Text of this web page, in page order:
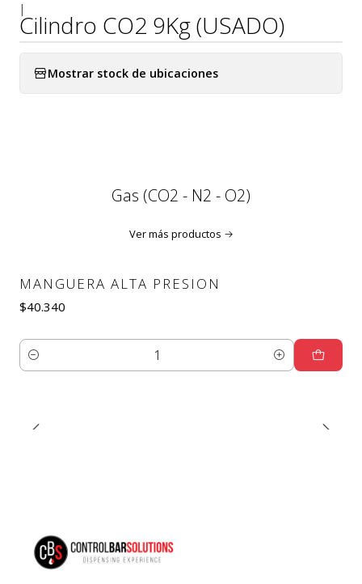
|
Cilindro CO2 9Kg (USADO)
Mostrar stock de ubicaciones
Gas (CO2 - N2 - O2)
Ver más productos
MANGUERA ALTA PRESION
$40.340
Cantidad